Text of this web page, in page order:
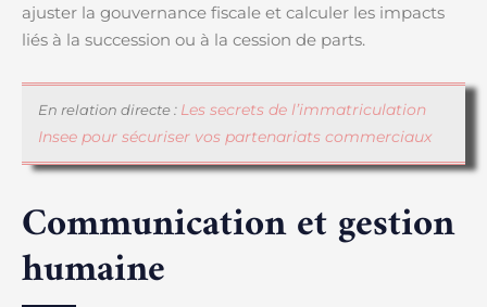
ajuster la gouvernance fiscale et calculer les impacts
liés à la succession ou à la cession de parts.
En relation directe : Les secrets de l’immatriculation
Insee pour sécuriser vos partenariats commerciaux
Communication et gestion
humaine